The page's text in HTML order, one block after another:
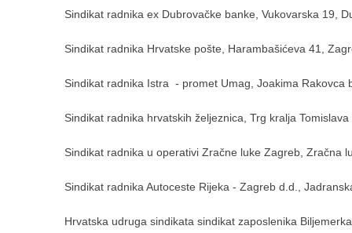
Sindikat radnika ex Dubrovačke banke, Vukovarska 19,
Sindikat radnika Hrvatske pošte, Harambašićeva 41,
Sindikat radnika Istra - promet Umag, Joakima Rakovca
Sindikat radnika hrvatskih željeznica, Trg kralja
Sindikat radnika u operativi Zračne luke Zagreb, Zračna
Sindikat radnika Autoceste Rijeka - Zagreb d.d.,
Hrvatska udruga sindikata sindikat zaposlenika